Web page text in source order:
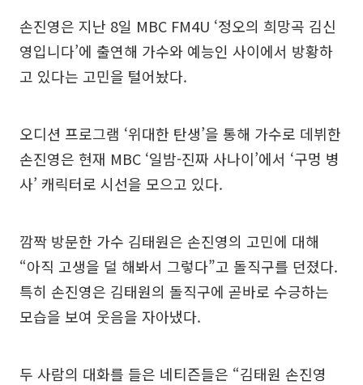
손진영은 지난 8일 MBC FM4U ‘정오의 희망곡 김신
영입니다’에 출연해 가수와 예능인 사이에서 방황하
고 있다는 고민을 털어놨다.
오디션 프로그램 ‘위대한 탄생’을 통해 가수로 데뷔한
손진영은 현재 MBC ‘일밤-진짜 사나이’에서 ‘구멍 병
사’ 캐릭터로 시선을 모으고 있다.
깜짝 방문한 가수 김태원은 손진영의 고민에 대해
“아직 고생을 덜 해봐서 그렇다”고 돌직구를 던졌다.
특히 손진영은 김태원의 돌직구에 곧바로 수긍하는
모습을 보여 웃음을 자아냈다.
두 사람의 대화를 들은 네티즌들은 “김태원 손진영